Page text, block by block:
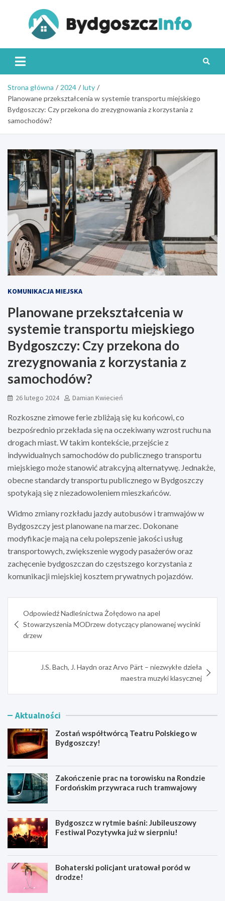
Strona główna 2024
luty
Planowane przekształcenia w systemie transportu miejskiego
Bydgoszczy: Czy przekona do zrezygnowania z korzystania z
samochodów?
KOMUNIKACJA MIEJSKA
Planowane przekształcenia w
systemie transportu miejskiego
Bydgoszczy: Czy przekona do
zrezygnowania z korzystania z
samochodów?
26 lutego 2024 Damian Kwiecień
Rozkoszne zimowe ferie zbliżają się ku końcowi, co
bezpośrednio przekłada się na oczekiwany wzrost ruchu na
drogach miast. W takim kontekście, przejście z
indywidualnych samochodów do publicznego transportu
miejskiego może stanowić atrakcyjną alternatywę. Jednakże,
obecne standardy transportu publicznego w Bydgoszczy
spotykają się z niezadowoleniem mieszkańców.
Widmo zmiany rozkładu jazdy autobusów i tramwajów w
Bydgoszczy jest planowane na marzec. Dokonane
modyfikacje mają na celu polepszenie jakości usług
transportowych, zwiększenie wygody pasażerów oraz
zachęcenie bydgoszczan do częstszego korzystania z
komunikacji miejskiej kosztem prywatnych pojazdów.
wpisu
Odpowiedź Nadleśnictwa Żołędowo na apel
Stowarzyszenia MODrzew dotyczący planowanej wycinki
drzew
J.S. Bach, J. Haydn oraz Arvo Pärt – niezwykłe dzieła
maestra muzyki klasycznej
Aktualności
Zostań współtwórcą Teatru Polskiego w
Bydgoszczy!
Zakończenie prac na torowisku na Rondzie
Fordońskim przywraca ruch tramwajowy
Bydgoszcz w rytmie baśni: Jubileuszowy
Festiwal Pozytywka już w sierpniu!
Bohaterski policjant uratował poród w
drodze!
Z
Z